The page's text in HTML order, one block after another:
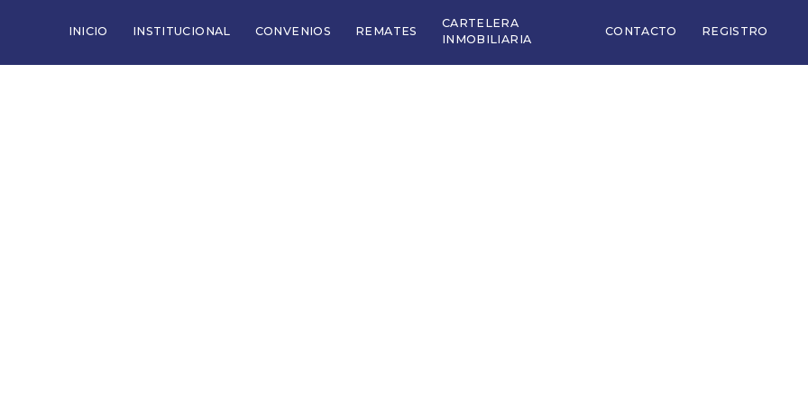
INICIO INSTITUCIONAL CONVENIOS REMATES
CARTELERA
INMOBILIARIA
CONTACTO REGISTRO